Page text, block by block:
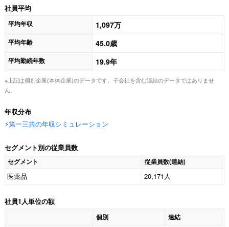
社員平均
平均年収 1,097万
平均年齢 45.0歳
平均勤続年数 19.9年
※上記は個別企業(本体企業)のデータです。子会社を含む連結のデータではありませ
ん。
年収分布
⚡️第一三共の年収シミュレーション
セグメント別の従業員数
セグメント 従業員数(連結)
医薬品 20,171人
社員1人単位の額
個別
連結